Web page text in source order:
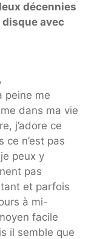
décennies
disque avec
peine me
dans ma vie
j’adore ce
ce n’est pas
peux y
pas
et parfois
à mi-
facile
il semble que